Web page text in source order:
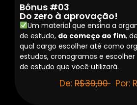
Bônus #03
Do zero à aprovação!
Um material que ensina a
de estudo, do começo ao fim,
qual cargo escolher até como
estudos, cronogramas e
de estudo que você utilizará.
De: R$39,90 Por: